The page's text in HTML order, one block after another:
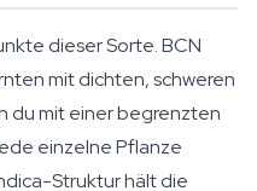
dieser Sorte. BCN
mit dichten, schweren
du mit einer begrenzten
einzelne Pflanze
Struktur hält die